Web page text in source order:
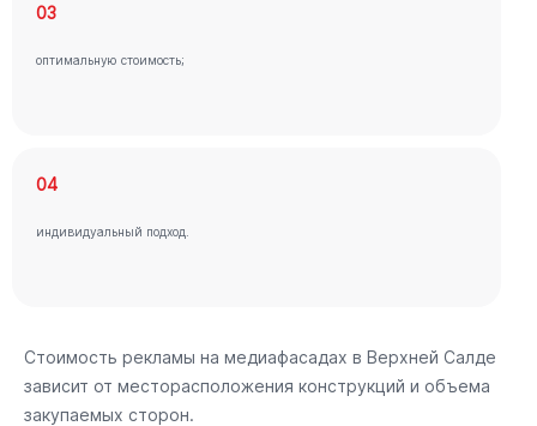
03
оптимальную стоимость;
04
индивидуальный подход.
Стоимость рекламы на медиафасадах в Верхней Салде
зависит от месторасположения конструкций и объема
закупаемых сторон.